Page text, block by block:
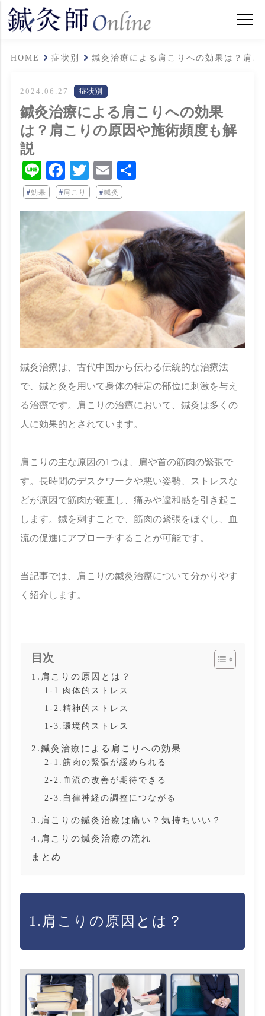
HOME 症状別 鍼灸治療による肩こりへの効果は？肩
2024.06.27 症状別
鍼灸治療による肩こりへの効果
は？肩こりの原因や施術頻度も解
説
LineFacebook
TwitterEmail
効果 肩こり 鍼灸
鍼灸治療は、古代中国から伝わる伝統的な治療法
で、鍼と灸を用いて身体の特定の部位に刺激を与え
る治療です。肩こりの治療において、鍼灸は多くの
人に効果的とされています。
肩こりの主な原因の1つは、肩や首の筋肉の緊張で
す。長時間のデスクワークや悪い姿勢、ストレスな
どが原因で筋肉が硬直し、痛みや違和感を引き起こ
します。鍼を刺すことで、筋肉の緊張をほぐし、血
流の促進にアプローチすることが可能です。
当記事では、肩こりの鍼灸治療について分かりやす
く紹介します。
目次
1.肩こりの原因とは？
1-1.肉体的ストレス
1-2.精神的ストレス
1-3.環境的ストレス
2.鍼灸治療による肩こりへの効果
2-1.筋肉の緊張が緩められる
2-2.血流の改善が期待できる
2-3.自律神経の調整につながる
3.肩こりの鍼灸治療は痛い？気持ちいい？
4.肩こりの鍼灸治療の流れ
まとめ
1.肩こりの原因とは？